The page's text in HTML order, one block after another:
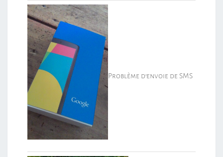
Problème d’envoie de SMS